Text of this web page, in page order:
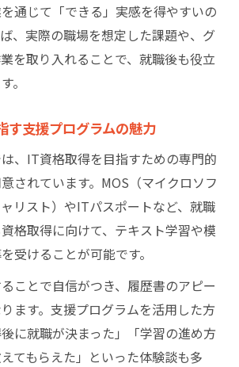
通じて「できる」実感を得やすいの
、実際の職場を想定した課題や、グ
を取り入れることで、就職後も役立
。
す支援プログラムの魅力
、IT資格取得を目指すための専門的
されています。MOS（マイクロソフ
リスト）やITパスポートなど、就職
格取得に向けて、テキスト学習や模
受けることが可能です。
ことで自信がつき、履歴書のアピー
ます。支援プログラムを活用した方
に就職が決まった」「学習の進め方
てもらえた」といった体験談も多